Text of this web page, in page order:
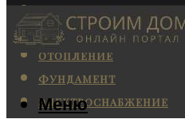
КАНАЛИЗАЦИЯ
КОНДИЦИОНИРОВАНИЕ
ОТОПЛЕНИЕ
ФУНДАМЕНТ
ЭЛЕКТРОСНАБЖЕНИЕ
Меню